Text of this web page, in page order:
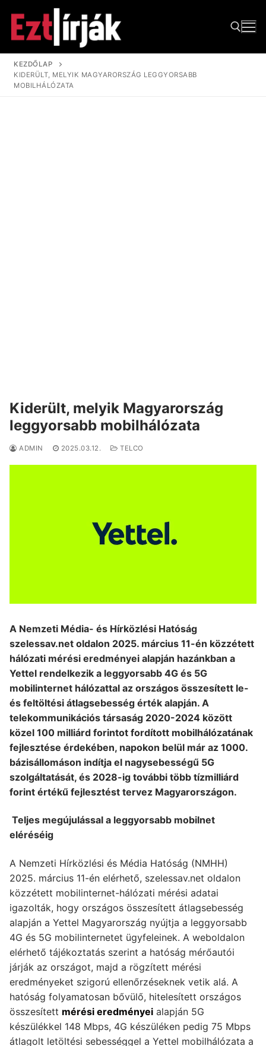
tartalomra
Keresése:
KEZDŐLAP
KIDERÜLT, MELYIK MAGYARORSZÁG LEGGYORSABB
MOBILHÁLÓZATA
Kiderült, melyik Magyarország
leggyorsabb mobilhálózata
ADMIN 2025.03.12. TELCO
A Nemzeti Média- és Hírközlési Hatóság
szelessav.net oldalon 2025. március 11-én közzétett
hálózati mérési eredményei alapján hazánkban a
Yettel rendelkezik a leggyorsabb 4G és 5G
mobilinternet hálózattal az országos összesített le-
és feltöltési átlagsebesség érték alapján. A
telekommunikációs társaság 2020-2024 között
közel 100 milliárd forintot fordított mobilhálózatának
fejlesztése érdekében, napokon belül már az 1000.
bázisállomáson indítja el nagysebességű 5G
szolgáltatását, és 2028-ig további több tízmilliárd
forint értékű fejlesztést tervez Magyarországon.
Teljes megújulással a leggyorsabb mobilnet
eléréséig
A Nemzeti Hírközlési és Média Hatóság (NMHH)
2025. március 11-én elérhető, szelessav.net oldalon
közzétett mobilinternet-hálózati mérési adatai
igazolták, hogy országos összesített átlagsebesség
alapján a Yettel Magyarország nyújtja a leggyorsabb
4G és 5G mobilinternetet ügyfeleinek. A weboldalon
elérhető tájékoztatás szerint a hatóság mérőautói
járják az országot, majd a rögzített mérési
eredményeket szigorú ellenőrzéseknek vetik alá. A
hatóság folyamatosan bővülő, hitelesített országos
összesített mérési eredményei alapján 5G
készülékkel 148 Mbps, 4G készüléken pedig 75 Mbps
átlagolt letöltési sebességgel a Yettel mobilhálózata a